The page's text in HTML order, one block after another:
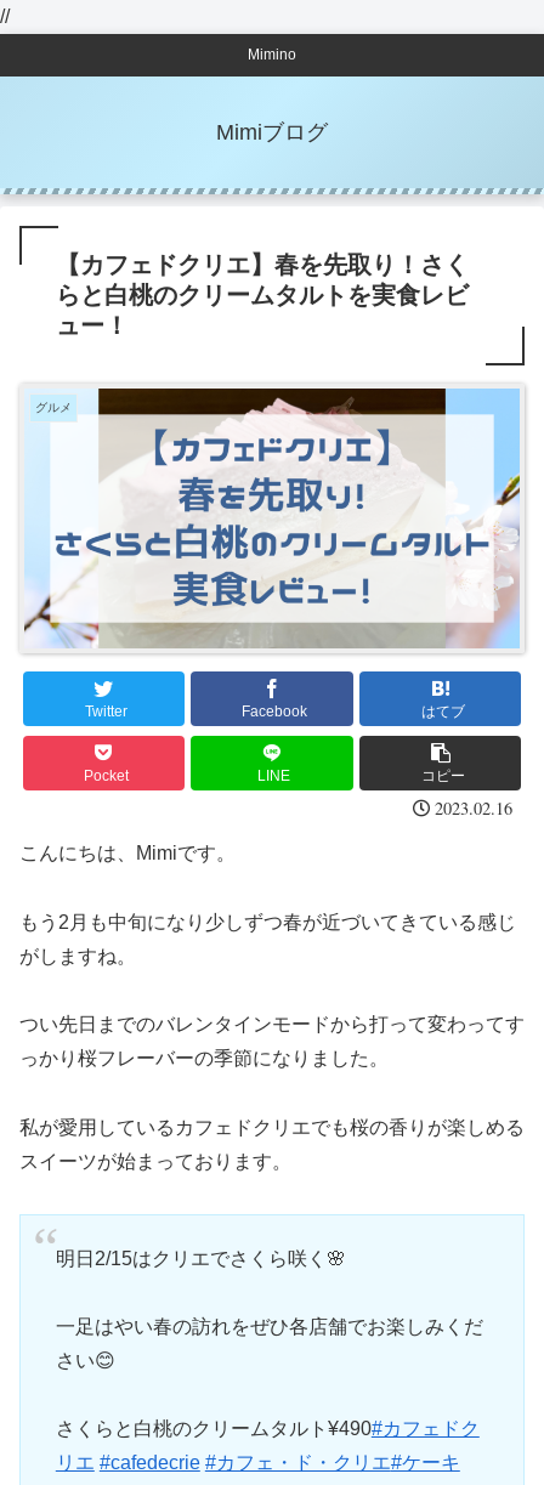
//
Mimino
Mimiブログ
【カフェドクリエ】春を先取り！さく
らと白桃のクリームタルトを実食レビ
ュー！
グルメ
Twitter Facebook はてブ
Pocket LINE コピー
2023.02.16
こんにちは、Mimiです。
もう2月も中旬になり少しずつ春が近づいてきている感じ
がしますね。
つい先日までのバレンタインモードから打って変わってす
っかり桜フレーバーの季節になりました。
私が愛用しているカフェドクリエでも桜の香りが楽しめる
スイーツが始まっております。
明日2/15はクリエでさくら咲く🌸
一足はやい春の訪れをぜひ各店舗でお楽しみくだ
さい😊
さくらと白桃のクリームタルト¥490#カフェドク
リエ #cafedecrie #カフェ・ド・クリエ#ケーキ